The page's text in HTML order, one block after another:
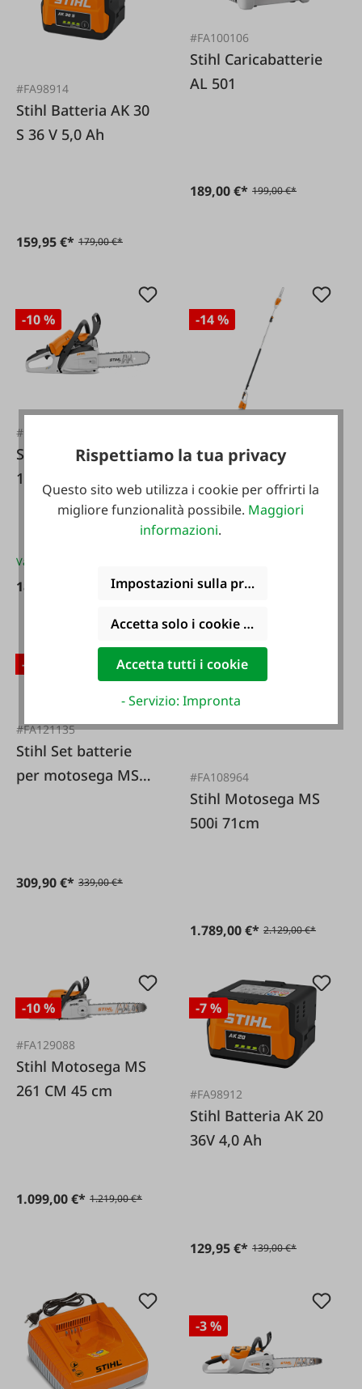
#FA98914
Stihl Batteria AK 30
S 36 V 5,0 Ah
159,95 €* 179,00 €*
#FA100106
Stihl Caricabatterie
AL 501
189,00 €* 199,00 €*
-10 %
#124531
Stihl Motosega MS
162
Varianti da
189,00 €* 209,00 €*
-14 %
Stihl Potatore a
599,00 €* 699,00 €*
-9 %
#FA121135
Stihl Set batterie
per motosega MSA
309,90 €* 339,00 €*
-16 %
#FA108964
Stihl Motosega MS
500i 71cm
1.789,00 €* 2.129,00 €*
-10 %
#FA129088
Stihl Motosega MS
261 CM 45 cm
1.099,00 €* 1.219,00 €*
-7 %
#FA98912
Stihl Batteria AK 20
36V 4,0 Ah
129,95 €* 139,00 €*
-3 %
Rispettiamo la tua privacy
Questo sito web utilizza i cookie per offrirti la
migliore funzionalità possibile. Maggiori
informazioni.
Impostazioni sulla privacy
Accetta solo i cookie funzionali
Accetta tutti i cookie
- Servizio: Impronta